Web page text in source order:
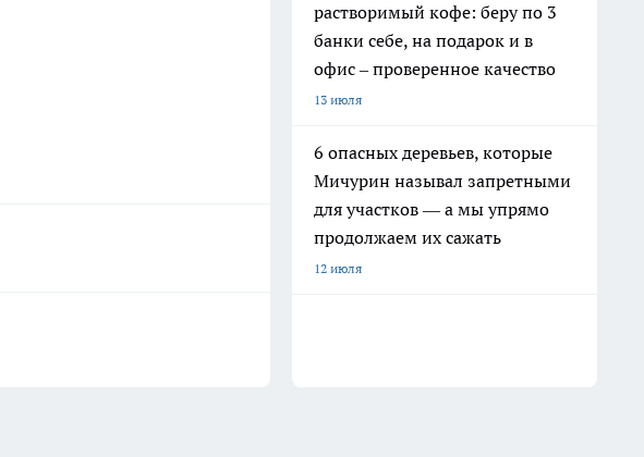
растворимый кофе: беру по 3
банки себе, на подарок и в
офис – проверенное качество
13 июля
6 опасных деревьев, которые
Мичурин называл запретными
для участков — а мы упрямо
продолжаем их сажать
12 июля